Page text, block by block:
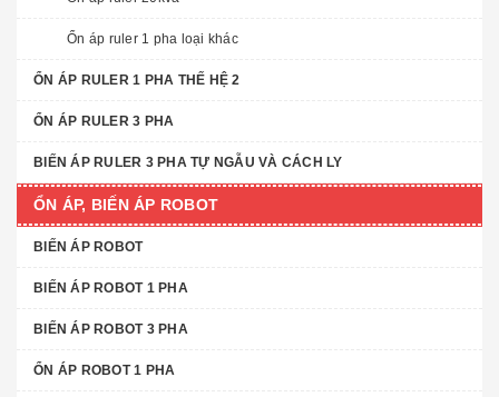
Ổn áp ruler 1 pha loại khác
ỔN ÁP RULER 1 PHA THẾ HỆ 2
ỔN ÁP RULER 3 PHA
BIẾN ÁP RULER 3 PHA TỰ NGẪU VÀ CÁCH LY
ỔN ÁP, BIẾN ÁP ROBOT
BIẾN ÁP ROBOT
BIẾN ÁP ROBOT 1 PHA
BIẾN ÁP ROBOT 3 PHA
ỔN ÁP ROBOT 1 PHA